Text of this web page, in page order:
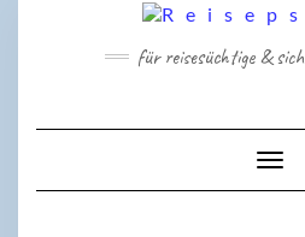
für reisesüchtige &